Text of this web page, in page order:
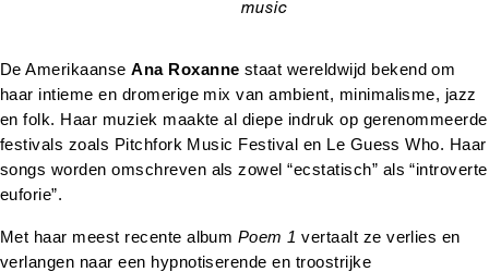
music
De Amerikaanse Ana Roxanne staat wereldwijd bekend om
haar intieme en dromerige mix van ambient, minimalisme, jazz
en folk. Haar muziek maakte al diepe indruk op gerenommeerde
festivals zoals Pitchfork Music Festival en Le Guess Who. Haar
songs worden omschreven als zowel “ecstatisch” als “introverte
euforie”.
Met haar meest recente album Poem 1 vertaalt ze verlies en
verlangen naar een hypnotiserende en troostrijke